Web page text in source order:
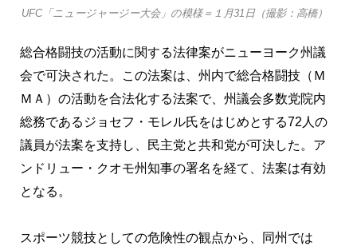
UFC「ニュージャージー大会」の模様＝１月31日（撮影：高橋）
総合格闘技の活動に関する法律案がニューヨーク州議
会で可決された。この法案は、州内で総合格闘技（Ｍ
ＭＡ）の活動を合法化する法案で、州議会多数党院内
総務であるジョセフ・モレル氏をはじめとする72人の
議員が法案を支持し、民主党と共和党が可決した。ア
ンドリュー・クオモ州知事の署名を経て、法案は有効
となる。
スポーツ競技としての危険性の観点から、同州では